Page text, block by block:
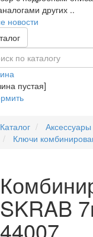
других ..
новости
пустая]
Каталог
Ключи
SKRAB
44007